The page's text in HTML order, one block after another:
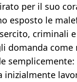
per il suo
esposto le
criminali
domanda come
semplicemente:
inizialmente